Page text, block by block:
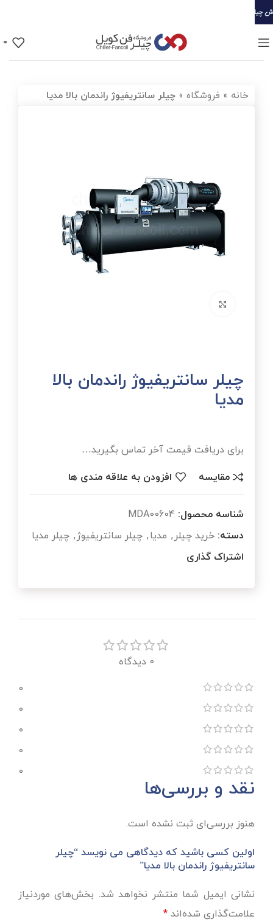
0
خانه » فروشگاه » چیلر سانتریفیوژ راندمان بالا مدیا
چیلر سانتریفیوژ راندمان بالا
مدیا
برای دریافت قیمت آخر تماس بگیرید…
مقایسه افزودن به علاقه مندی ها
شناسه محصول: MDA00604
دسته: خرید چیلر , مدیا, چیلر سانتریفیوژ, چیلر مدیا
اشتراک گذاری
0 دیدگاه
0
0
0
0
0
نقد و بررسی‌ها
هنوز بررسی‌ای ثبت نشده است.
اولین کسی باشید که دیدگاهی می نویسد “چیلر
سانتریفیوژ راندمان بالا مدیا”
نشانی ایمیل شما منتشر نخواهد شد. بخش‌های موردنیاز
علامت‌گذاری شده‌اند *